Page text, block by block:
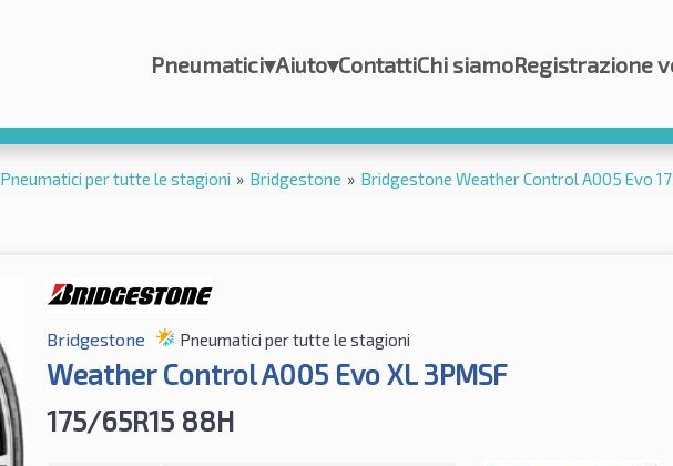
Pneumatici▾Aiuto▾ContattiChi siamoRegistrazione
Pneumatici per tutte le stagioni » Bridgestone » Bridgestone Weather Control A005 Evo
Bridgestone Pneumatici per tutte le stagioni
Weather Control A005 Evo XL 3PMSF
175/65R15 88H